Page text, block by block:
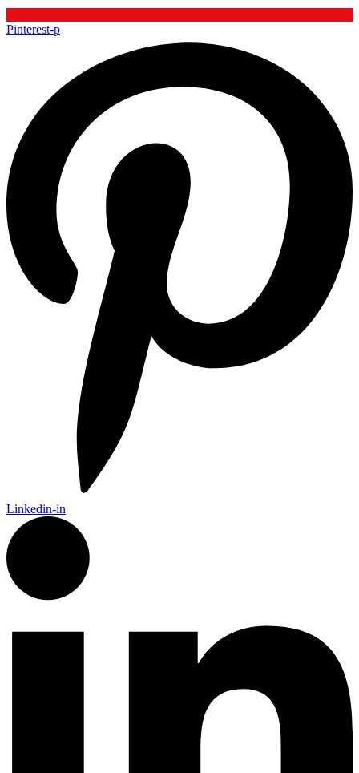
Pinterest-p
Linkedin-in